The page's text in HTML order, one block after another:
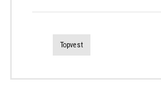
Topvest